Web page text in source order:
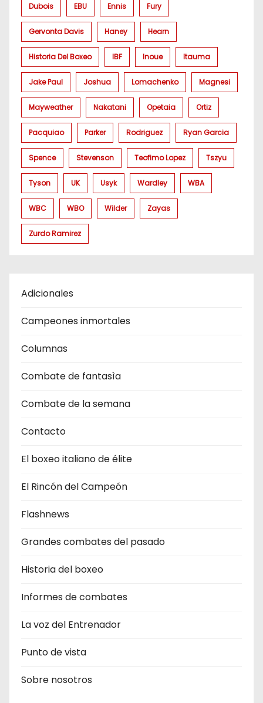
Dubois EBU Ennis Fury
Gervonta Davis Haney Hearn
Historia Del Boxeo IBF Inoue Itauma
Jake Paul Joshua Lomachenko Magnesi
Mayweather Nakatani Opetaia Ortiz
Pacquiao Parker Rodriguez Ryan Garcia
Spence Stevenson Teofimo Lopez Tszyu
Tyson UK Usyk Wardley WBA
WBC WBO Wilder Zayas
Zurdo Ramirez
Adicionales
Campeones inmortales
Columnas
Combate de fantasìa
Combate de la semana
Contacto
El boxeo italiano de élite
El Rincón del Campeón
Flashnews
Grandes combates del pasado
Historia del boxeo
Informes de combates
La voz del Entrenador
Punto de vista
Sobre nosotros